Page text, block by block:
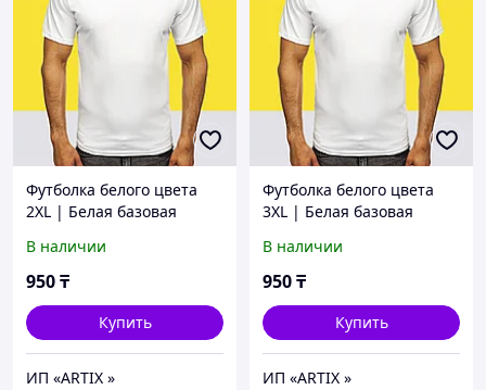
Футболка белого цвета
2XL | Белая базовая
плотности) | Футболка хб
под принт
В наличии
950₸
Купить
ИП «ARTIX »
Футболка белого цвета
3XL | Белая базовая
плотности) | Футболка хб
под принт
В наличии
950₸
Купить
ИП «ARTIX »